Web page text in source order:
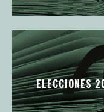
ELECCIONES